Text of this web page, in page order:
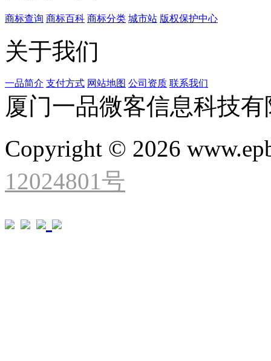
商标查询 商标百科 商标分类 城市站 版权保护中心
关于我们
一品简介 支付方式 网站地图 公司资质 联系我们
厦门一品微客信息科技
Copyright © 2026
12024801号